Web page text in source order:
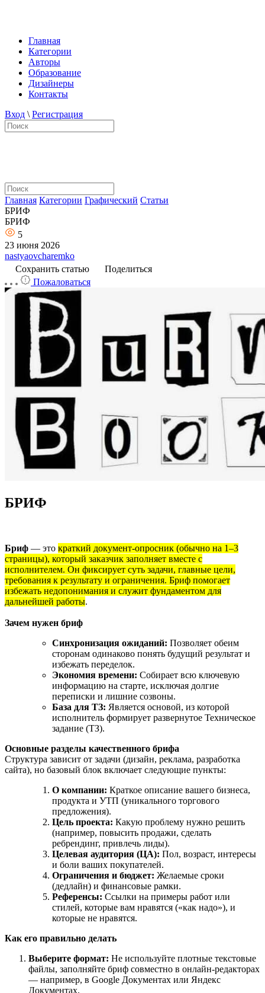
Главная
Категории
Авторы
Образование
Дизайнеры
Контакты
Вход \ Регистрация
Главная Категории Графический Статьи
БРИФ
БРИФ
5
23 июня 2026
nastyaovcharemko
Сохранить статью
Поделиться
Пожаловаться
БРИФ
Бриф — это краткий документ-опросник (обычно на 1–3
страницы), который заказчик заполняет вместе с
исполнителем. Он фиксирует суть задачи, главные цели,
требования к результату и ограничения. Бриф помогает
избежать недопонимания и служит фундаментом для
дальнейшей работы.
Зачем нужен бриф
Синхронизация ожиданий: Позволяет обеим
сторонам одинаково понять будущий результат и
избежать переделок.
Экономия времени: Собирает всю ключевую
информацию на старте, исключая долгие
переписки и лишние созвоны.
База для ТЗ: Является основой, из которой
исполнитель формирует развернутое Техническое
задание (ТЗ).
Основные разделы качественного брифа
Структура зависит от задачи (дизайн, реклама, разработка
сайта), но базовый блок включает следующие пункты:
О компании: Краткое описание вашего бизнеса,
продукта и УТП (уникального торгового
предложения).
Цель проекта: Какую проблему нужно решить
(например, повысить продажи, сделать
ребрендинг, привлечь лиды).
Целевая аудитория (ЦА): Пол, возраст, интересы
и боли ваших покупателей.
Ограничения и бюджет: Желаемые сроки
(дедлайн) и финансовые рамки.
Референсы: Ссылки на примеры работ или
стилей, которые вам нравятся («как надо»), и
которые не нравятся.
Как его правильно делать
Выберите формат: Не используйте плотные текстовые
файлы, заполняйте бриф совместно в онлайн-редакторах
— например, в Google Документах или Яндекс
Документах.